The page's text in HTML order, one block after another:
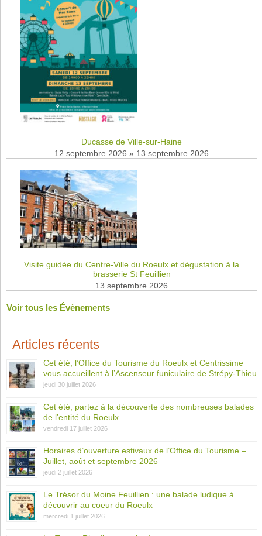
Ducasse de Ville-sur-Haine
12 septembre 2026 » 13 septembre 2026
Visite guidée du Centre-Ville du Roeulx et dégustation à la
brasserie St Feuillien
13 septembre 2026
Voir tous les Évènements
Articles récents
Cet été, l’Office du Tourisme du Roeulx et Centrissime
vous accueillent à l’Ascenseur funiculaire de Strépy-Thieu
jeudi 30 juillet 2026
Cet été, partez à la découverte des nombreuses balades
de l’entité du Roeulx
vendredi 17 juillet 2026
Horaires d’ouverture estivaux de l’Office du Tourisme –
Juillet, août et septembre 2026
jeudi 2 juillet 2026
Le Trésor du Moine Feuillien : une balade ludique à
découvrir au coeur du Roeulx
mercredi 1 juillet 2026